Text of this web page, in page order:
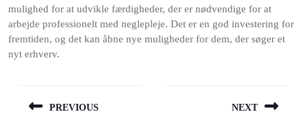
mulighed for at udvikle færdigheder, der er nødvendige for at
arbejde professionelt med neglepleje. Det er en god investering for
fremtiden, og det kan åbne nye muligheder for dem, der søger et
nyt erhverv.
PREVIOUS NEXT